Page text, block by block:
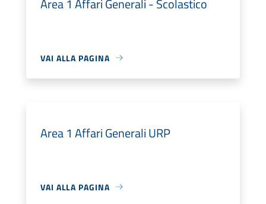
VAI ALLA PAGINA
Area 1 Affari Generali URP
VAI ALLA PAGINA